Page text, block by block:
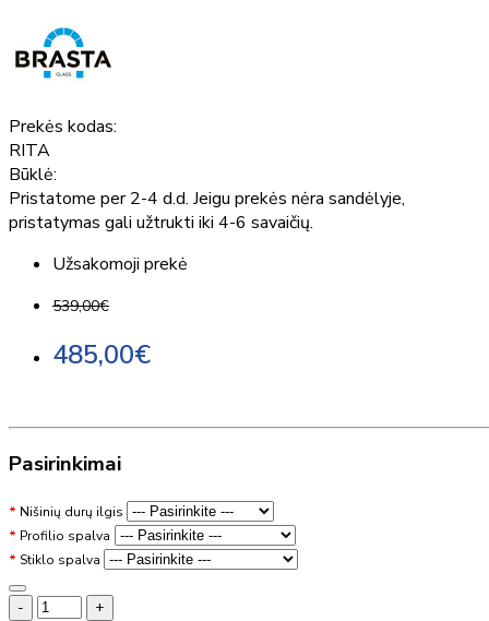
Prekės kodas:
RITA
Būklė:
Pristatome per 2-4 d.d. Jeigu prekės nėra sandėlyje,
pristatymas gali užtrukti iki 4-6 savaičių.
Užsakomoji prekė
539,00€
485,00€
Pasirinkimai
Nišinių durų ilgis
Profilio spalva
Stiklo spalva
-
+